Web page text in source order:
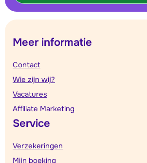
Meer informatie
Contact
Wie zijn wij?
Vacatures
Affiliate Marketing
Service
Verzekeringen
Mijn boeking